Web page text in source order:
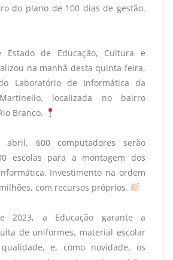
do plano de 100 dias de gestão.
Estado de Educação, Cultura e
na manhã desta quinta-feira,
Laboratório de Informática da
localizada no bairro
Branco.
600 computadores serão
escolas para a montagem dos
Investimento na ordem
com recursos próprios.
2023, a Educação garante a
de uniformes, material escolar
e, como novidade, os